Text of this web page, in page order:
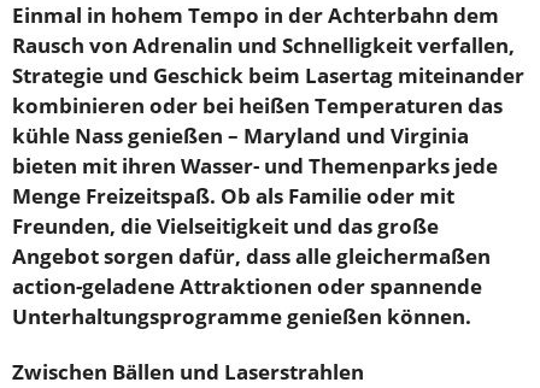
Einmal in hohem Tempo in der Achterbahn dem
Rausch von Adrenalin und Schnelligkeit verfallen,
Strategie und Geschick beim Lasertag miteinander
kombinieren oder bei heißen Temperaturen das
kühle Nass genießen – Maryland und Virginia
bieten mit ihren Wasser- und Themenparks jede
Menge Freizeitspaß. Ob als Familie oder mit
Freunden, die Vielseitigkeit und das große
Angebot sorgen dafür, dass alle gleichermaßen
action-geladene Attraktionen oder spannende
Unterhaltungsprogramme genießen können.
Zwischen Bällen und Laserstrahlen